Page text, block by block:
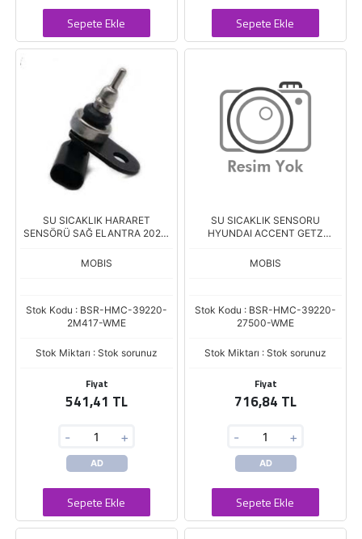
Sepete Ekle Sepete Ekle
SU SICAKLIK HARARET
SENSÖRÜ SAĞ ELANTRA 2021-
MOBIS
Stok Kodu : BSR-HMC-39220-
2M417-WME
Stok Miktarı : Stok sorunuz
Fiyat
541,41 TL
- +
AD
Sepete Ekle
SU SICAKLIK SENSORU
HYUNDAI ACCENT GETZ
MOBIS
Stok Kodu : BSR-HMC-39220-
27500-WME
Stok Miktarı : Stok sorunuz
Fiyat
716,84 TL
- +
AD
Sepete Ekle